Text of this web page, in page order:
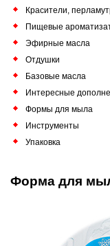
Красители,
Пищевые
Эфирные масла
Отдушки
Базовые масла
Интересные
Формы для мыла
Инструменты
Упаковка
Форма для